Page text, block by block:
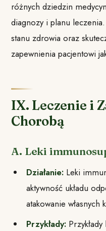
różnych dziedzin
diagnozy i planu
stanu zdrowia oraz
zapewnienia pacjentowi
IX. Leczenie i
Chorobą
A. Leki
Działanie:Leki
aktywność układu
atakowanie własnych
Przykłady: